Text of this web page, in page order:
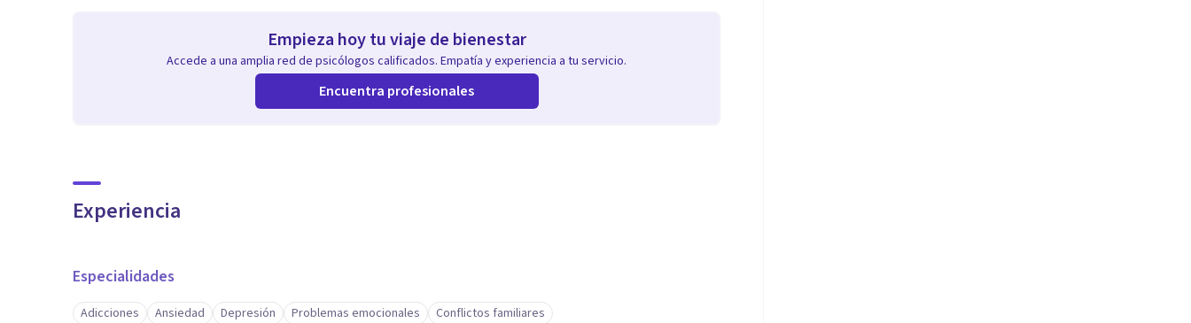
Empieza hoy tu viaje de bienestar
Accede a una amplia red de psicólogos calificados. Empatía y experiencia a tu servicio.
Encuentra profesionales
Experiencia
Especialidades
Adicciones Ansiedad Depresión Problemas emocionales
Conflictos familiares